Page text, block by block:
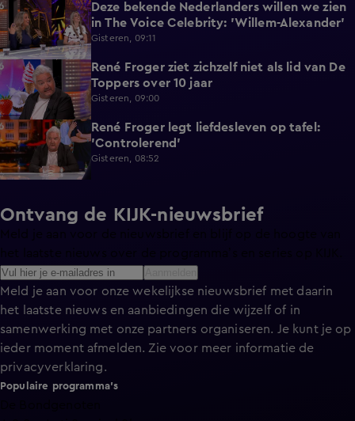
4:06
Deze bekende Nederlanders willen we zien
in The Voice Celebrity: 'Willem-Alexander'
Gisteren, 09:11
3:01
René Froger ziet zichzelf niet als lid van De
Toppers over 10 jaar
Gisteren, 09:00
6:43
René Froger legt liefdesleven op tafel:
'Controlerend'
Gisteren, 08:52
Ontvang de KIJK-nieuwsbrief
Meld je aan voor de nieuwsbrief en blijf op de hoogte van
Meld je aan voor onze wekelijkse nieuwsbrief met daarin
het laatste nieuws en aanbiedingen die wijzelf of in
samenwerking met onze partners organiseren. Je kunt je op
ieder moment afmelden. Zie voor meer informatie de
privacyverklaring.
Populaire programma's